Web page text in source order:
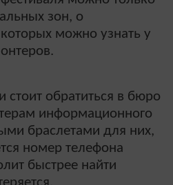
зон, о
можно узнать у
обратиться в бюро
информационного
браслетами для них,
номер телефона
быстрее найти